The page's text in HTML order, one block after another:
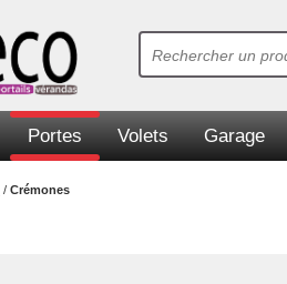
Portes Volets Garage
/ Crémones